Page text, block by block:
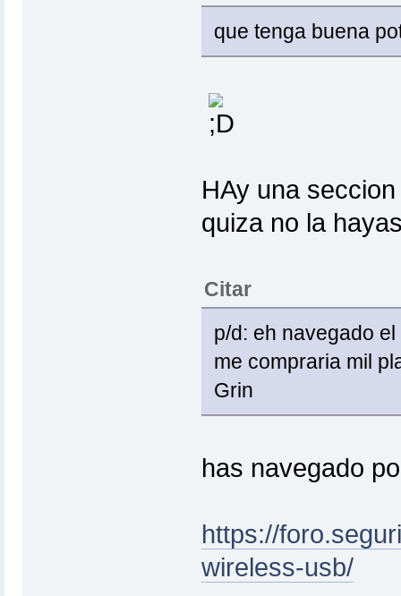
que tenga buena
HAy una
quiza no la
Citar
p/d: eh navegado
me compraria mil
Grin
has navegado
https://
wireless-usb/